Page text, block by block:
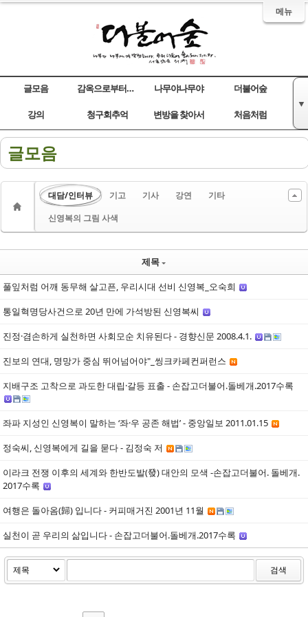
메뉴
글모음 감옥으로부터의 사색 나무야나무야 더불어숲
강의
▼
청구회추억
변방을 찾아서 처음처럼
글모음
대담/인터뷰 기고 기사 강연
기타
신영복의 그림 사색
제목
풀잎처럼 어깨 동무해 살고픈, 우리시대 선비 신영복_오숙희
통일혁명당사건으로 20년 만에 가석방된 신영복씨
진정·겸손하게 실천하면 사회모순 치유된다 - 경향신문 2008.4.1.
진보의 연대, 명망가 중심 뛰어넘어야"_씽크카페컨퍼런스
지배구조 고착으로 과도한 대립·갈등 표출 - 손잡고더불어.돌베개.2017수록
좌파 지성인 신영복이 말하는 ‘좌·우 공존 해법’ - 중앙일보 2011.01.15
정숙씨, 신영복에게 길을 묻다 - 김정숙 저
이라크 전쟁 이후의 세계와 한반도발(發) 대안의 모색 -손잡고더불어. 돌베개.
2017수록
여행은 돌아옴(歸) 입니다 - 커피매거진 2001년 11월
실천이 곧 우리의 삶입니다 - 손잡고더불어.돌베개.2017수록
검색
Sketchbook5, 스케치북5
Sketchbook5, 스케치북5
Sketchbook5, 스케치북5
Sketchbook5, 스케치북5